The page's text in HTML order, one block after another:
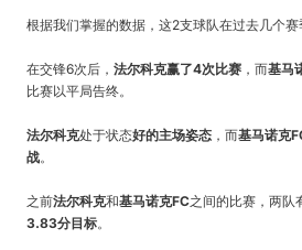
根据我们掌握的数据，这2支球队在过去几个赛
在交锋6次后， 法尔科克赢了4次比赛 ，而基马
比赛以平局告终。
法尔科克处于状态好的主场姿态 ，而基马诺克
战。
之前法尔科克和基马诺克FC之间的比赛，两队
3.83分目标。